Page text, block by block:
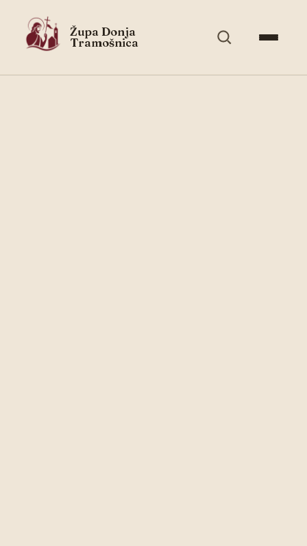
Župa Donja
Tramošnica